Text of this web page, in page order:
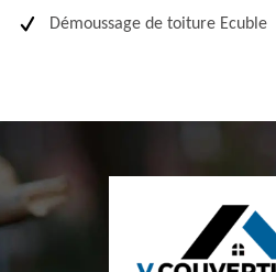
Démoussage de toiture Ecuble